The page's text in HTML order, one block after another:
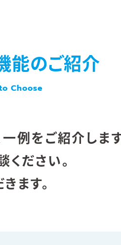
能のご紹介
Choose
例をご紹介します
ださい。
ます。